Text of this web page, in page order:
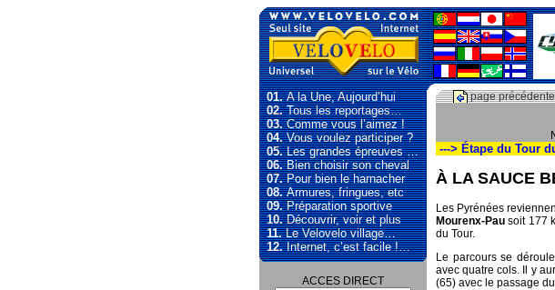
01.A la Une, Aujourd’hui
02.Tous les reportages…
03.Comme vous l’aimez !
04.Vous voulez participer ?
05.Les grandes épreuves …
06.Bien choisir son cheval
07.Pour bien le harnacher
08.Armures, fringues, etc
09.Préparation sportive
10.Découvrir, voir et plus
11.Le Velovelo village…
12.Internet, c’est facile !…
ACCES DIRECT
page précédente
---> Étape du Tour
À LA SAUCE
Les Pyrénées
Mourenx-Pau soit 177
du Tour.
Le parcours se
avec quatre cols. Il y
(65) avec le passage